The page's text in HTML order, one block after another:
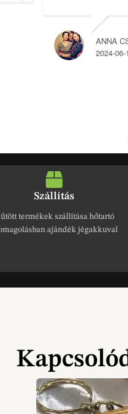
ANNA
2024-06-
Szállítás
termékek szállítása hőtartó
ajándék jégakkuval